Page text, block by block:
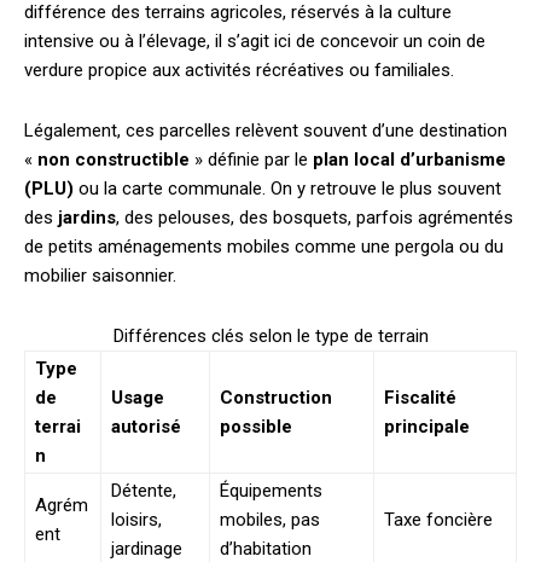
différence des terrains agricoles, réservés à la culture
intensive ou à l’élevage, il s’agit ici de concevoir un coin de
verdure propice aux activités récréatives ou familiales.
Légalement, ces parcelles relèvent souvent d’une destination
« non constructible » définie par le plan local d’urbanisme
(PLU) ou la carte communale. On y retrouve le plus souvent
des jardins, des pelouses, des bosquets, parfois agrémentés
de petits aménagements mobiles comme une pergola ou du
mobilier saisonnier.
Différences clés selon le type de terrain
Type
de
terrai
n
Usage
autorisé
Construction
possible
Fiscalité
principale
Agrém
ent
Détente,
loisirs,
jardinage
Équipements
mobiles, pas
d’habitation
Taxe foncière